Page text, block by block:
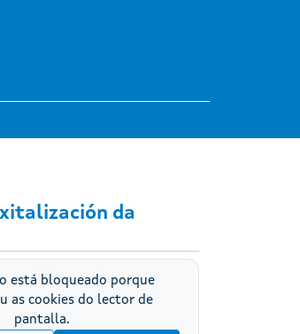
da
está bloqueado porque
as cookies do lector de
pantalla.